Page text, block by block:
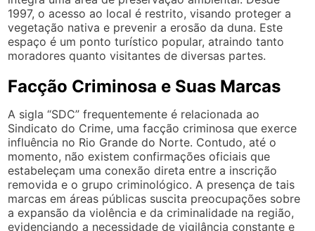
1997, o acesso ao local é restrito, visando proteger a
vegetação nativa e prevenir a erosão da duna. Este
espaço é um ponto turístico popular, atraindo tanto
moradores quanto visitantes de diversas partes.
Facção Criminosa e Suas Marcas
A sigla “SDC” frequentemente é relacionada ao
Sindicato do Crime, uma facção criminosa que exerce
influência no Rio Grande do Norte. Contudo, até o
momento, não existem confirmações oficiais que
estabeleçam uma conexão direta entre a inscrição
removida e o grupo criminológico. A presença de tais
marcas em áreas públicas suscita preocupações sobre
a expansão da violência e da criminalidade na região,
evidenciando a necessidade de vigilância constante e